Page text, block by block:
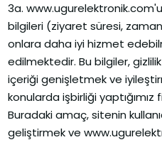
3a.
bilgileri (ziyaret süresi,
onlara daha iyi hizmet
edilmektedir. Bu bilgiler,
içeriği genişletmek ve
konularda işbirliği
Buradaki amaç, sitenin
geliştirmek ve